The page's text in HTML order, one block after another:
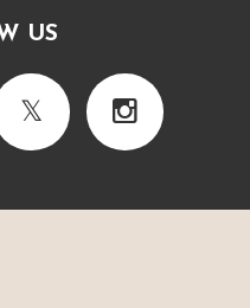
US